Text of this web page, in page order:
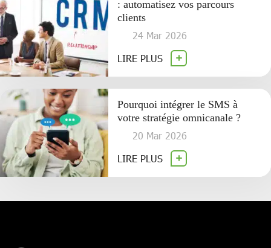
: automatisez vos parcours
clients
24 Mar 2026
LIRE PLUS
Pourquoi intégrer le SMS à
votre stratégie omnicanale ?
20 Mar 2026
LIRE PLUS